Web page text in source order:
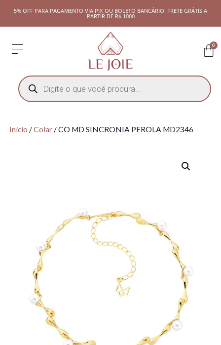
5% OFF PARA PAGAMENTO VIA PIX OU BOLETO BANCÁRIO! FRETE GRÁTIS A
PARTIR DE R$ 1000
0
Início /Colar/ CO MD SINCRONIA PEROLA MD2346